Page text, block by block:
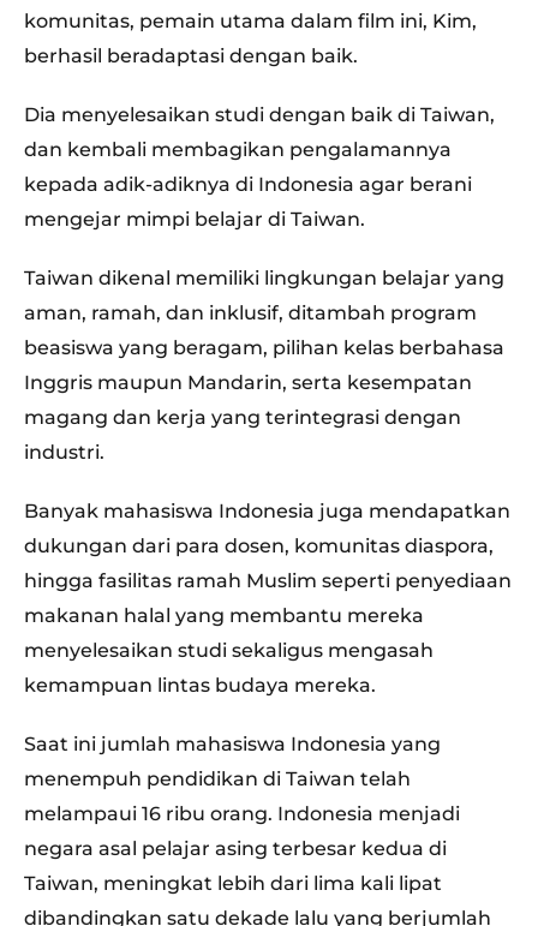
komunitas, pemain utama dalam film ini, Kim,
berhasil beradaptasi dengan baik.
Dia menyelesaikan studi dengan baik di Taiwan,
dan kembali membagikan pengalamannya
kepada adik-adiknya di Indonesia agar berani
mengejar mimpi belajar di Taiwan.
Taiwan dikenal memiliki lingkungan belajar yang
aman, ramah, dan inklusif, ditambah program
beasiswa yang beragam, pilihan kelas berbahasa
Inggris maupun Mandarin, serta kesempatan
magang dan kerja yang terintegrasi dengan
industri.
Banyak mahasiswa Indonesia juga mendapatkan
dukungan dari para dosen, komunitas diaspora,
hingga fasilitas ramah Muslim seperti penyediaan
makanan halal yang membantu mereka
menyelesaikan studi sekaligus mengasah
kemampuan lintas budaya mereka.
Saat ini jumlah mahasiswa Indonesia yang
menempuh pendidikan di Taiwan telah
melampaui 16 ribu orang. Indonesia menjadi
negara asal pelajar asing terbesar kedua di
Taiwan, meningkat lebih dari lima kali lipat
dibandingkan satu dekade lalu yang berjumlah